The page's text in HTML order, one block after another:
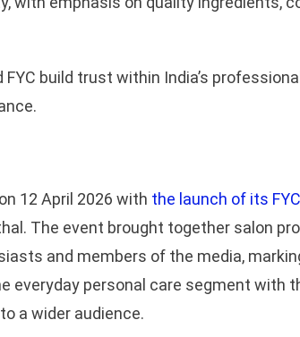
build trust within India’s
12 April 2026 with the launch of its
The event brought together salon
and members of the media,
everyday personal care segment with
a wider audience.